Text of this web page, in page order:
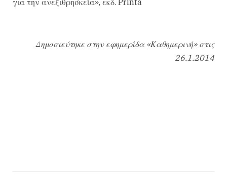
για την ανεξιθρησκεία», εκδ. Printa
Δημοσιεύτηκε στην εφημερίδα «Καθημερινή» στις
26.1.2014